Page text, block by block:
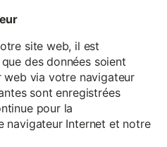
site web, il est
des données soient
web via votre navigateur
sont enregistrées
pour la
navigateur Internet et notre